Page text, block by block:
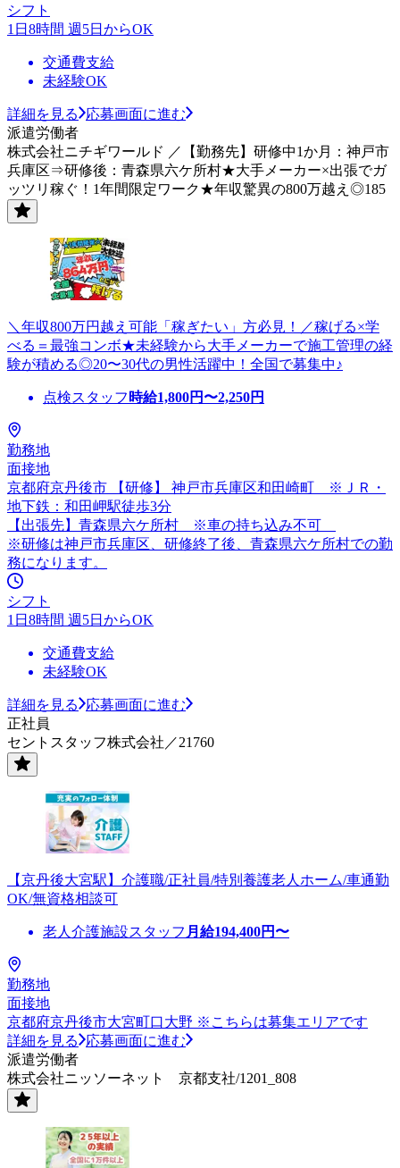
シフト
1日8時間 週5日からOK
交通費支給
未経験OK
詳細を見る
応募画面に進む
派遣労働者
株式会社ニチギワールド ／【勤務先】研修中1か月：神戸市
兵庫区⇒研修後：青森県六ケ所村★大手メーカー×出張でガ
ッツリ稼ぐ！1年間限定ワーク★年収驚異の800万越え◎185
＼年収800万円越え可能「稼ぎたい」方必見！／稼げる×学
べる＝最強コンボ★未経験から大手メーカーで施工管理の経
験が積める◎20〜30代の男性活躍中！全国で募集中♪
点検スタッフ 時給1,800円〜2,250円
勤務地
面接地
京都府京丹後市 【研修】 神戸市兵庫区和田崎町 ※ＪＲ・
地下鉄：和田岬駅徒歩3分
【出張先】青森県六ケ所村 ※車の持ち込み不可
※研修は神戸市兵庫区、研修終了後、青森県六ケ所村での勤
務になります。
シフト
1日8時間 週5日からOK
交通費支給
未経験OK
詳細を見る
応募画面に進む
正社員
セントスタッフ株式会社／21760
【京丹後大宮駅】介護職/正社員/特別養護老人ホーム/車通勤
OK/無資格相談可
老人介護施設スタッフ 月給194,400円〜
勤務地
面接地
京都府京丹後市大宮町口大野 ※こちらは募集エリアです
詳細を見る
応募画面に進む
派遣労働者
株式会社ニッソーネット 京都支社/1201_808